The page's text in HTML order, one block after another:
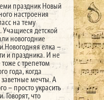
праздник Новый
настроения
на тему
детской
новогодние
елка –
и праздника. И не
с трепетом
года, когда
мечты. А
– просто украсить
Говорят, что